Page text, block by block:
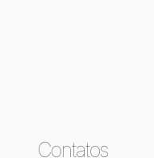
Contatos